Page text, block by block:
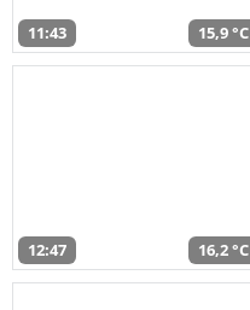
11:43 15,9 °C
12:47 16,2 °C